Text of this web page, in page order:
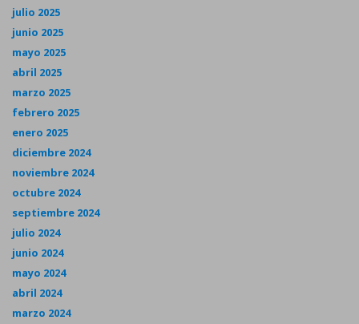
julio 2025
junio 2025
mayo 2025
abril 2025
marzo 2025
febrero 2025
enero 2025
diciembre 2024
noviembre 2024
octubre 2024
septiembre 2024
julio 2024
junio 2024
mayo 2024
abril 2024
marzo 2024